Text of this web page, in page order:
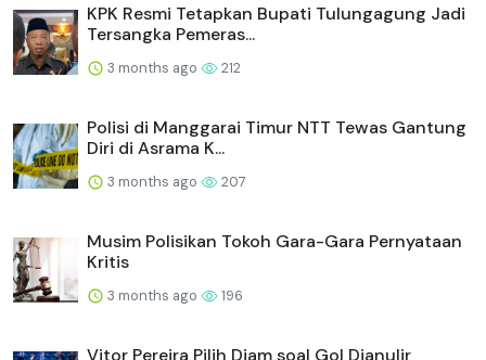
KPK Resmi Tetapkan Bupati Tulungagung Jadi
Tersangka Pemeras...
3 months ago 212
Polisi di Manggarai Timur NTT Tewas Gantung
Diri di Asrama K...
3 months ago 207
Musim Polisikan Tokoh Gara-Gara Pernyataan
Kritis
3 months ago 196
Vitor Pereira Pilih Diam soal Gol Dianulir